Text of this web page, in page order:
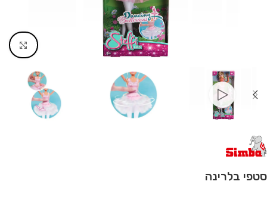
Click to enlarge
סטפי בלרינה